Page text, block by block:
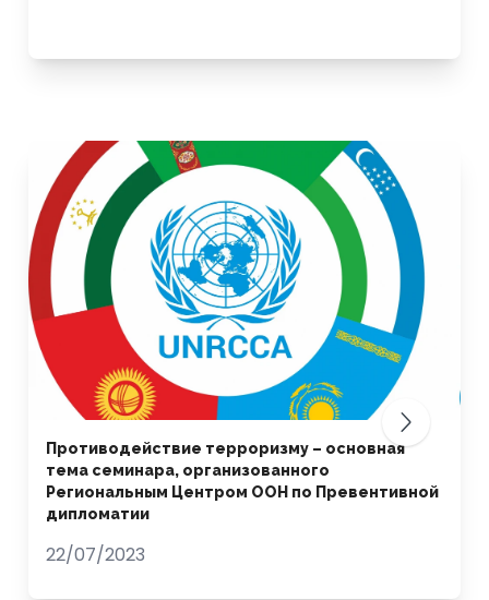
Противодействие терроризму – основная
тема семинара, организованного
Региональным Центром ООН по Превентивной
дипломатии
22/07/2023